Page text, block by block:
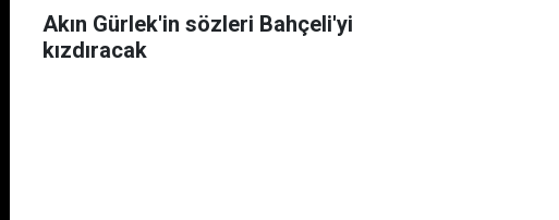
Akın Gürlek'in sözleri Bahçeli'yi
kızdıracak